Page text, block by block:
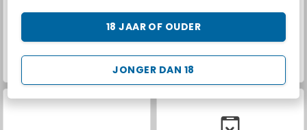
JONGER DAN 18
18 JAAR OF OUDER
Farm Merge Valley